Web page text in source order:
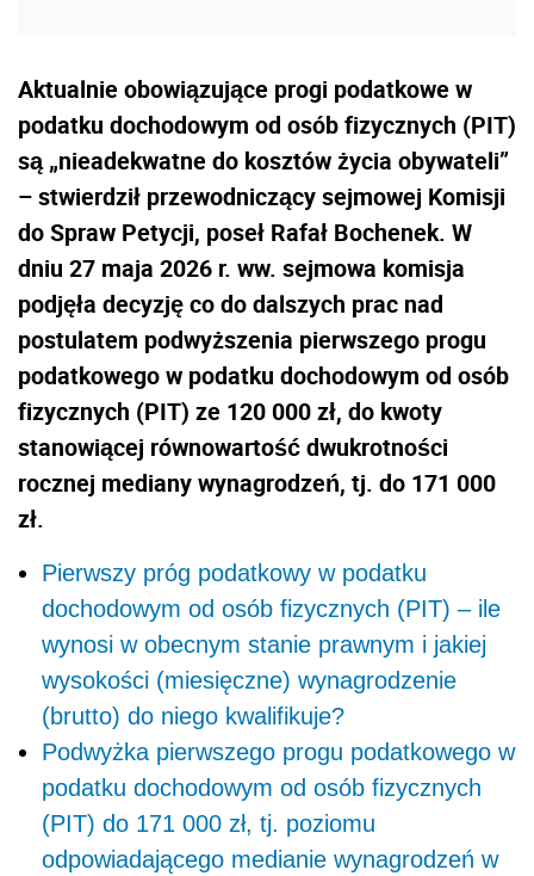
Aktualnie obowiązujące progi podatkowe w
podatku dochodowym od osób fizycznych (PIT)
są „nieadekwatne do kosztów życia obywateli”
– stwierdził przewodniczący sejmowej Komisji
do Spraw Petycji, poseł Rafał Bochenek. W
dniu 27 maja 2026 r. ww. sejmowa komisja
podjęła decyzję co do dalszych prac nad
postulatem podwyższenia pierwszego progu
podatkowego w podatku dochodowym od osób
fizycznych (PIT) ze 120 000 zł, do kwoty
stanowiącej równowartość dwukrotności
rocznej mediany wynagrodzeń, tj. do 171 000
zł.
Pierwszy próg podatkowy w podatku
dochodowym od osób fizycznych (PIT) – ile
wynosi w obecnym stanie prawnym i jakiej
wysokości (miesięczne) wynagrodzenie
(brutto) do niego kwalifikuje?
Podwyżka pierwszego progu podatkowego w
podatku dochodowym od osób fizycznych
(PIT) do 171 000 zł, tj. poziomu
odpowiadającego medianie wynagrodzeń w